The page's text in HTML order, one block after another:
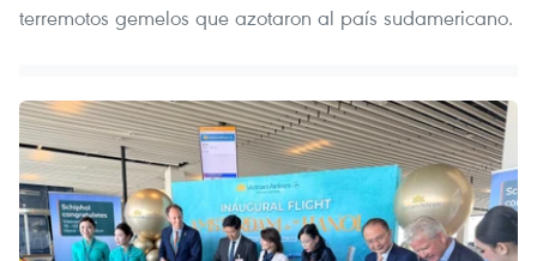
terremotos gemelos que azotaron al país sudamericano.